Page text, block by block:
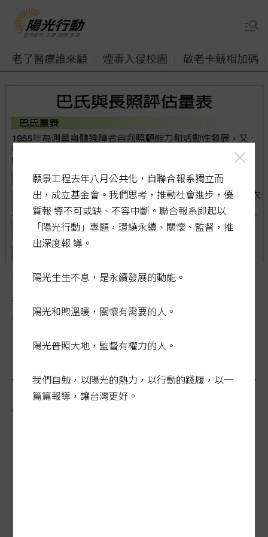
老了醫療誰來顧 煙毒入侵校園 敬老卡競相加碼
長照、巴氏量表 專家籲整合評估
年逾八十歲長者免巴氏量表評估，即可聘請看護移工，八
月上路後引發熱議，今年失能人口突破九十萬大關，需要
長照的家庭和個案愈來......
最新報導
願景工程去年八月公共化，自聯合報系獨立而
出，成立基金會。我們思考，推動社會進步，優
質報 導不可或缺、不容中斷。聯合報系即起以
「陽光行動」專題，環繞永續、關懷、監督，推
出深度報 導。
陽光生生不息，是永續發展的動能。
陽光和煦溫暖，關懷有需要的人。
陽光普照大地，監督有權力的人。
我們自勉，以陽光的熱力，以行動的踐履，以一
篇篇報導，讓台灣更好。